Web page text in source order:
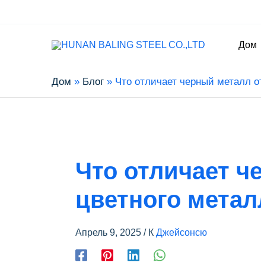
Дом
Дом Блог Что отличает черный металл
Что отличает
цветного
Апрель 9, 2025 / К Джейсонсю